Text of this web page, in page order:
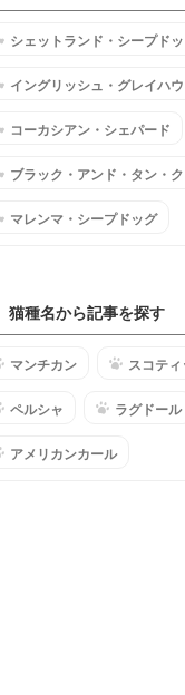
シェットランド・シープド
イングリッシュ・グレイハ
コーカシアン・シェパード
ブラック・アンド・タン・
マレンマ・シープドッグ
猫種名から記事を探す
マンチカン スコテ
ペルシャ ラグドール
アメリカンカール